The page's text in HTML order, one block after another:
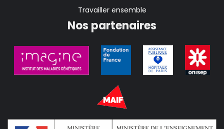
Travailler ensemble
Nos partenaires